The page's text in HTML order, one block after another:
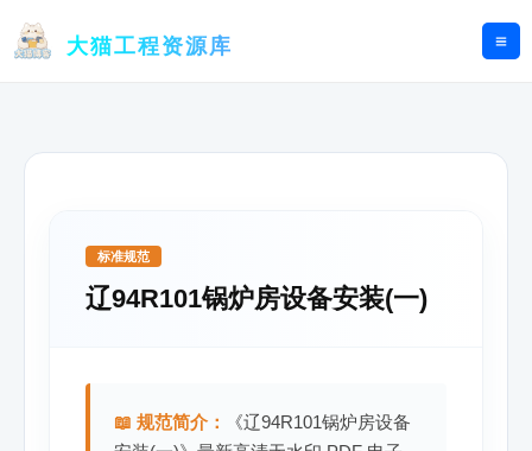
大猫工程资源库
标准规范
辽94R101锅炉房设备安装(一)
📖 规范简介：
《辽94R101锅炉房设备